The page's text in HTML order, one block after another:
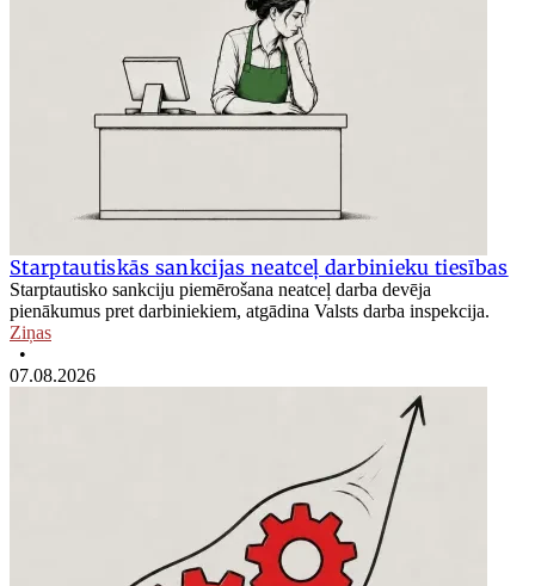
Starptautiskās sankcijas neatceļ darbinieku tiesības
Starptautisko sankciju piemērošana neatceļ darba devēja
pienākumus pret darbiniekiem, atgādina Valsts darba inspekcija.
Ziņas
•
07.08.2026